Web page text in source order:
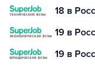
18 в
19 в
19 в